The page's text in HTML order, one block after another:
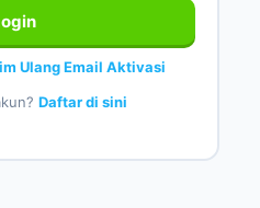
Ulang Email Aktivasi
Daftar di sini